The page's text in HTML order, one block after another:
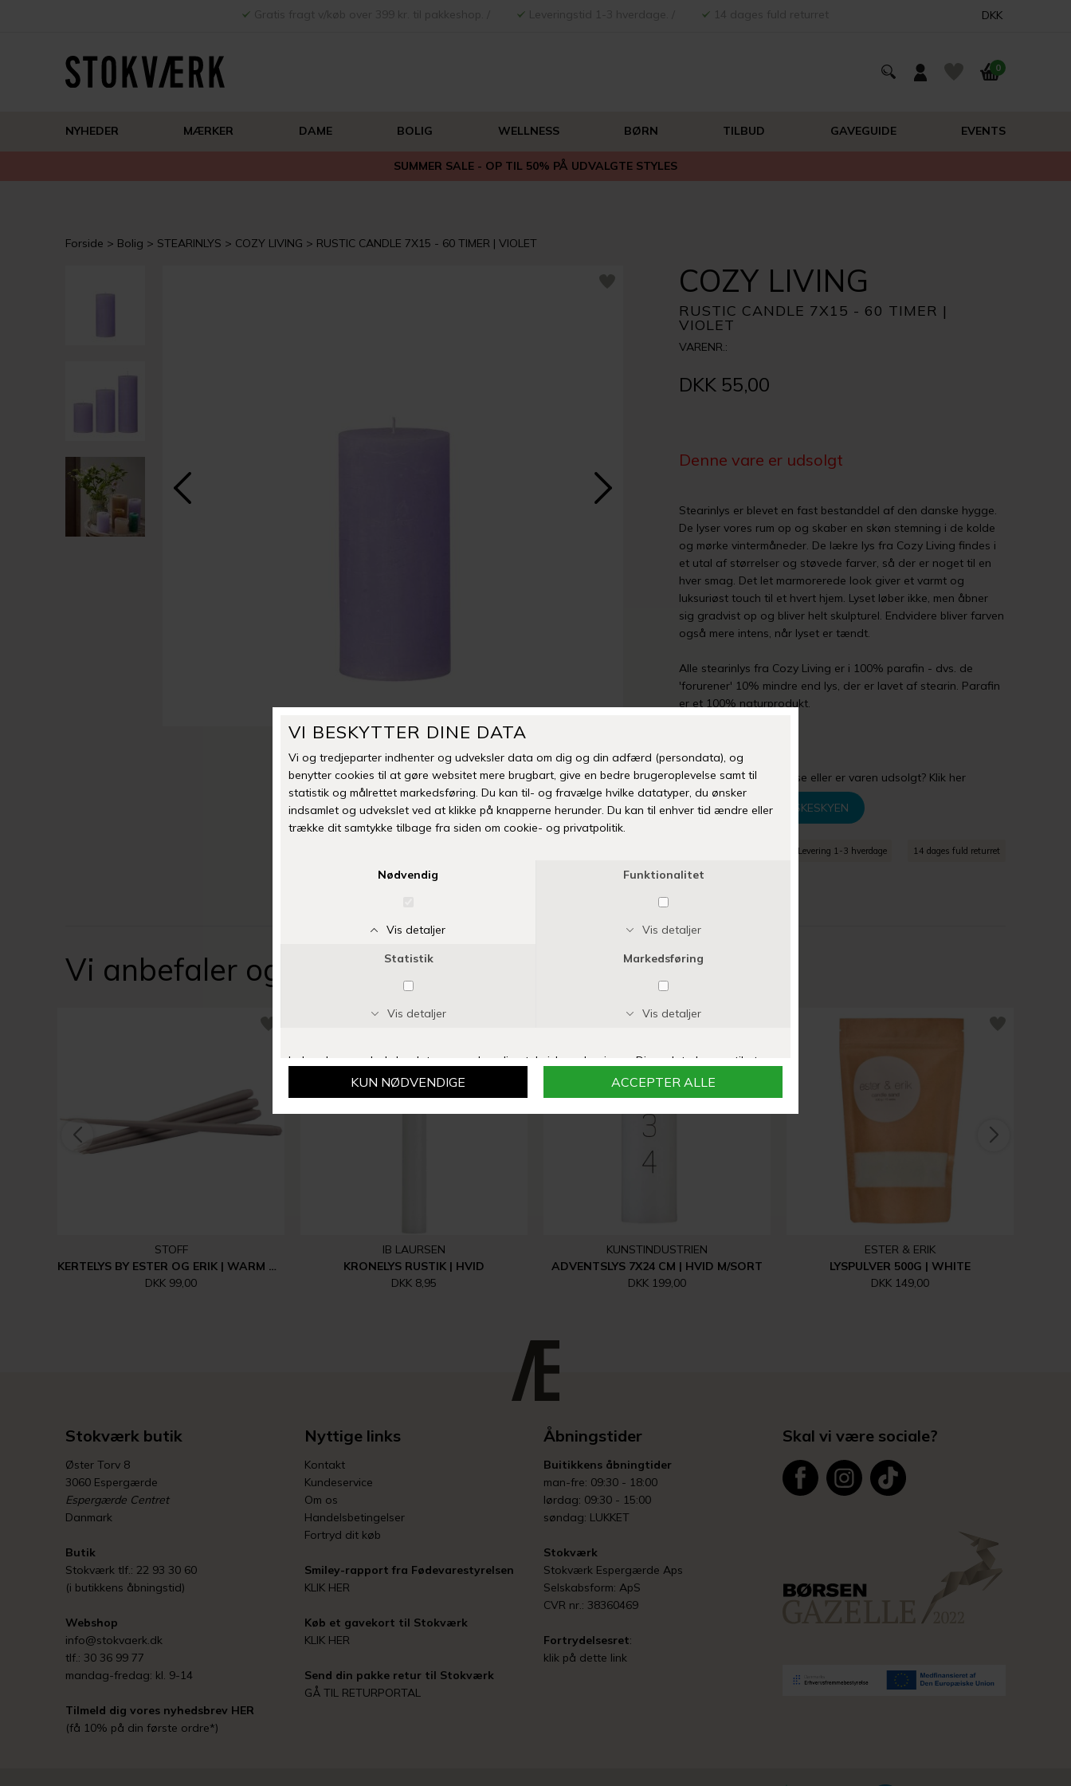
DKK
0
NYHEDER MÆRKER DAME BOLIG WELLNESS BØRN TILBUD GAVEGUIDE EVENTS
SUMMER SALE - OP TIL 50% PÅ UDVALGTE STYLES
Forside Bolig STEARINLYS COZY LIVING RUSTIC CANDLE 7X15 - 60 TIMER | VIOLET
COZY LIVING
RUSTIC CANDLE 7X15 - 60 TIMER |
VIOLET
VARENR.:
DKK 55,00
Denne vare er udsolgt
Stearinlys er blevet en fast bestanddel af den danske hygge.
De lyser vores rum op og skaber en skøn stemning i de kolde
og mørke vintermåneder. De lækre lys fra Cozy Living findes i
et utal af størrelser og støvede farver, så der er noget til en
hver smag. Det let marmorerede look giver et varmt og
luksuriøst touch til et hvert hjem. Lyset løber ikke, men åbner
sig gradvist op og bliver helt skulpturel. Endvidere bliver farven
også mere intens, når lyset er tændt.
Alle stearinlys fra Cozy Living er i 100% parafin - dvs. de
'forurener' 10% mindre end lys, der er lavet af stearin. Parafin
er et 100% naturprodukt.
Mangler din størrelse eller er varen udsolgt? Klik her
TILFØJ TIL ØNSKESKYEN
Levering 1-3 hverdage 14 dages fuld returret
Vi anbefaler også
STOFF
KERTELYS BY ESTER OG ERIK | WARM GREY
DKK 99,00
IB LAURSEN
KRONELYS RUSTIK | HVID
DKK 8,95
KUNSTINDUSTRIEN
ADVENTSLYS 7X24 CM | HVID M/SORT
DKK 199,00
ESTER & ERIK
LYSPULVER 500G | WHITE
DKK 149,00
Stokværk butik
Øster Torv 8
3060 Espergærde
Espergærde Centret
Danmark
Butik
Stokværk tlf.: 22 93 30 60
(i butikkens åbningstid)
Webshop
info@stokvaerk.dk
tlf.: 30 36 99 77
mandag-fredag: kl. 9-14
Tilmeld dig vores nyhedsbrev HER
(få 10% på din første ordre*)
Nyttige links
Kontakt
Kundeservice
Om os
Handelsbetingelser
Fortryd dit køb
Smiley-rapport fra Fødevarestyrelsen
KLIK HER
Køb et gavekort til Stokværk
KLIK HER
Send din pakke retur til Stokværk
GÅ TIL RETURPORTAL
Åbningstider
Buitikkens åbningtider
man-fre: 09:30 - 18:00
lørdag: 09:30 - 15:00
søndag: LUKKET
Stokværk
Stokværk Espergærde Aps
Selskabsform: ApS
CVR nr.: 38360469
Fortrydelsesret:
klik på dette link
Skal vi være sociale?